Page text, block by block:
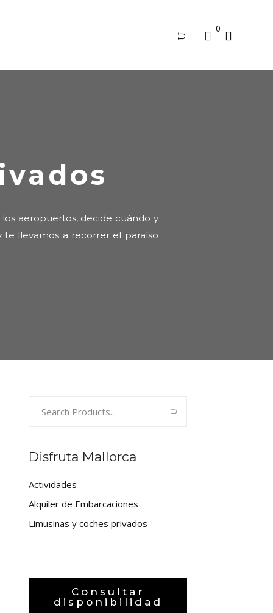
0
aeropuertos, decide cuándo y
llevamos a recorrer el paraíso
Disfruta Mallorca
Actividades
Alquiler de Embarcaciones
Limusinas y coches privados
Consultar
disponibilidad